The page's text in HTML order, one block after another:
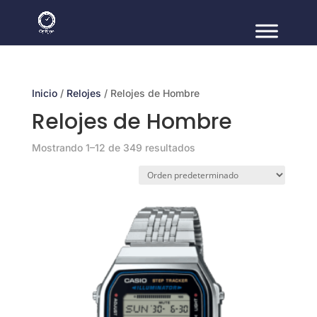
Inicio/ Relojes / Relojes de Hombre
Relojes de Hombre
Mostrando 1–12 de 349 resultados